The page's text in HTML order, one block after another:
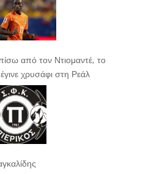
από τον Ντιομαντέ, το
χρυσάφι στη Ρεάλ